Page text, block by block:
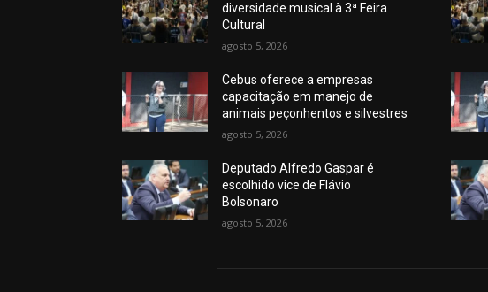
diversidade musical à 3ª Feira
Cultural
agosto 5, 2026
Cebus oferece a empresas
capacitação em manejo de
animais peçonhentos e silvestres
agosto 5, 2026
Deputado Alfredo Gaspar é
escolhido vice de Flávio
Bolsonaro
agosto 5, 2026